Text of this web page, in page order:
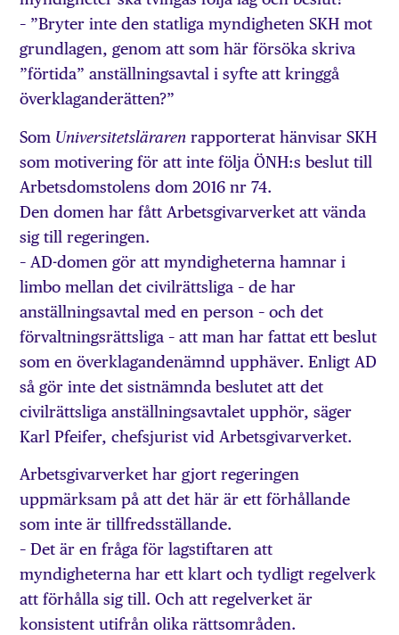
– ”Bryter inte den statliga myndigheten SKH mot
grundlagen, genom att som här försöka skriva
”förtida” anställningsavtal i syfte att kringgå
överklaganderätten?”
Som Universitetsläraren rapporterat hänvisar SKH
som motivering för att inte följa ÖNH:s beslut till
Arbetsdomstolens dom 2016 nr 74.
Den domen har fått Arbetsgivarverket att vända
sig till regeringen.
– AD-domen gör att myndigheterna hamnar i
limbo mellan det civilrättsliga – de har
anställningsavtal med en person – och det
förvaltningsrättsliga – att man har fattat ett beslut
som en överklagandenämnd upphäver. Enligt AD
så gör inte det sistnämnda beslutet att det
civilrättsliga anställningsavtalet upphör, säger
Karl Pfeifer, chefsjurist vid Arbetsgivarverket.
Arbetsgivarverket har gjort regeringen
uppmärksam på att det här är ett förhållande
som inte är tillfredsställande.
– Det är en fråga för lagstiftaren att
myndigheterna har ett klart och tydligt regelverk
att förhålla sig till. Och att regelverket är
konsistent utifrån olika rättsområden.